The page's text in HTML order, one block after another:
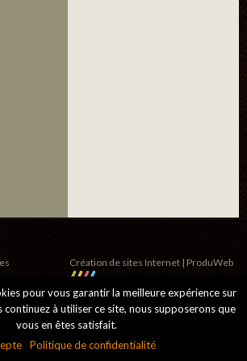
Création de sites Internet | ProduWeb
pour vous garantir la meilleure expérience sur
continuez à utiliser ce site, nous supposerons que
vous en êtes satisfait.
Politique de confidentialité